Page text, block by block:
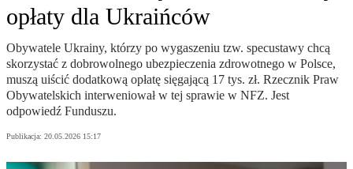
opłaty dla Ukraińców
Obywatele Ukrainy, którzy po wygaszeniu tzw. specustawy chcą
skorzystać z dobrowolnego ubezpieczenia zdrowotnego w Polsce,
muszą uiścić dodatkową opłatę sięgającą 17 tys. zł. Rzecznik Praw
Obywatelskich interweniował w tej sprawie w NFZ. Jest
odpowiedź Funduszu.
Publikacja: 20.05.2026 15:17